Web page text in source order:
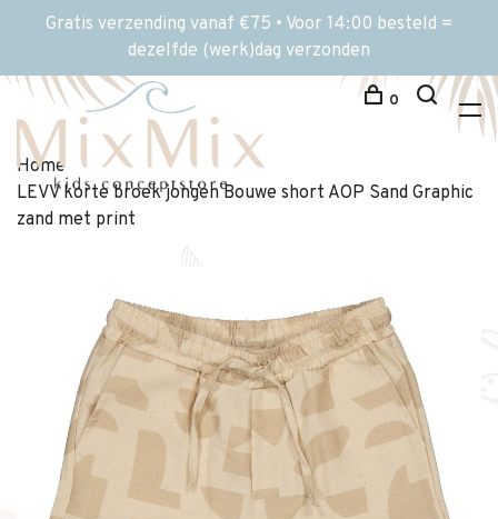
Gratis verzending vanaf €75 • Voor 14:00 besteld =
dezelfde (werk)dag verzonden
0
Home
LEVV korte broek jongen Bouwe short AOP Sand Graphic
zand met print